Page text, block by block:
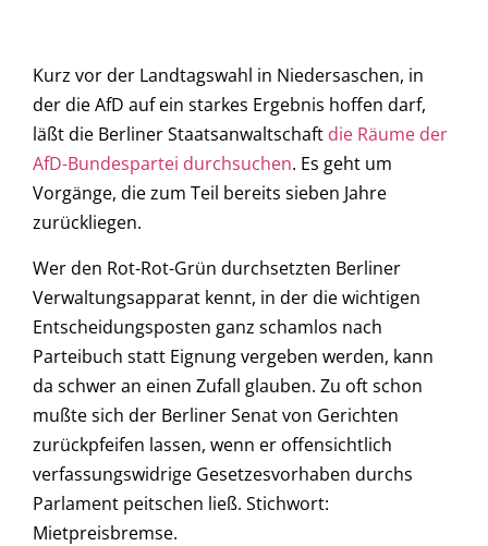
Kurz vor der Landtagswahl in Niedersaschen, in
der die AfD auf ein starkes Ergebnis hoffen darf,
läßt die Berliner Staatsanwaltschaft die Räume der
AfD-Bundespartei durchsuchen. Es geht um
Vorgänge, die zum Teil bereits sieben Jahre
zurückliegen.
Wer den Rot-Rot-Grün durchsetzten Berliner
Verwaltungsapparat kennt, in der die wichtigen
Entscheidungsposten ganz schamlos nach
Parteibuch statt Eignung vergeben werden, kann
da schwer an einen Zufall glauben. Zu oft schon
mußte sich der Berliner Senat von Gerichten
zurückpfeifen lassen, wenn er offensichtlich
verfassungswidrige Gesetzesvorhaben durchs
Parlament peitschen ließ. Stichwort:
Mietpreisbremse.